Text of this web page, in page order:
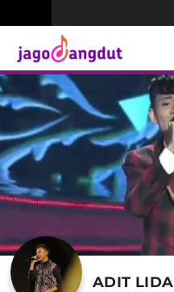
ADIT LIDA